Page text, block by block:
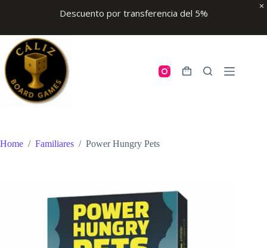
Descuento por transferencia del 5%
content
Shopping
Home / Familiares / Power Hungry Pets